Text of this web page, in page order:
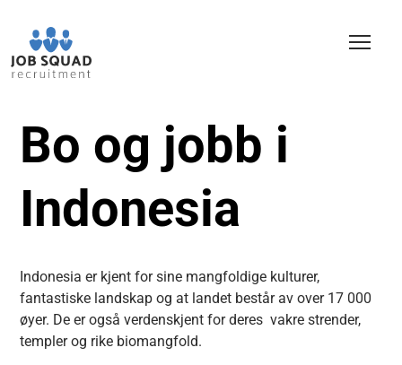
Bo og jobb i
Indonesia
Indonesia er kjent for sine mangfoldige kulturer,
fantastiske landskap og at landet består av over 17 000
øyer. De er også verdenskjent for deres vakre strender,
templer og rike biomangfold.